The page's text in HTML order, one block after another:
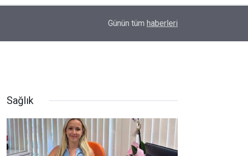
"Anne sütü, bebeğin sağlıklı gelişimi için en
Günün tüm haberleri
Sağlık